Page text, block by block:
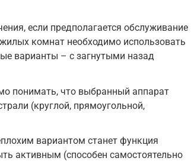
если предполагается обслуживание
комнат необходимо использовать
варианты – с загнутыми назад
понимать, что выбранный аппарат
(круглой, прямоугольной,
вариантом станет функция
активным (способен самостоятельно